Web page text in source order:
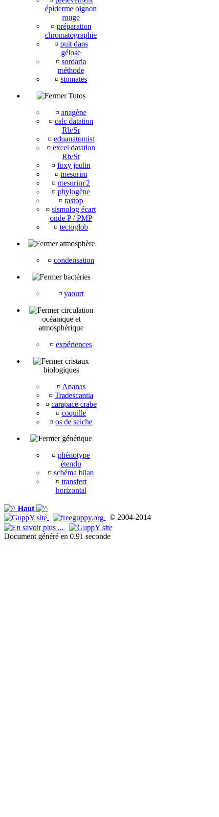
épiderme oignon
rouge
¤ préparation
chromatographie
¤ puit dans
gélose
¤ sordaria
méthode
¤ stomates
Tutos
¤ anagène
¤ calc datation
Rb/Sr
¤ eduanatomist
¤ excel datation
Rb/Sr
¤ foxy jeulin
¤ mesurim
¤ mesurim 2
¤ phylogène
¤ rastop
¤ sismolog écart
onde P / PMP
¤ tectoglob
atmosphère
¤ condensation
bactéries
¤ yaourt
circulation
océanique et
atmosphérique
¤ expériences
cristaux
biologiques
¤ Ananas
¤ Tradescantia
¤ carapace crabe
¤ coquille
¤ os de seiche
génétique
¤ phénotype
étendu
¤ schéma bilan
¤ transfert
horizontal
Haut
© 2004-2014
Document généré en 0.91 seconde